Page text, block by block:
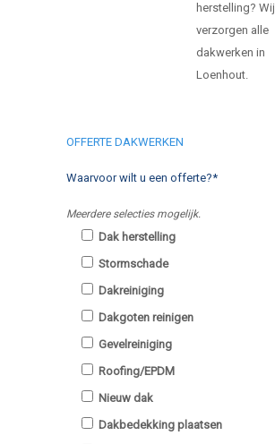
herstelling? Wij
verzorgen alle
dakwerken in
Loenhout.
OFFERTE DAKWERKEN
Waarvoor wilt u een offerte?*
Meerdere selecties mogelijk.
Dak herstelling
Stormschade
Dakreiniging
Dakgoten reinigen
Gevelreiniging
Roofing/EPDM
Nieuw dak
Dakbedekking plaatsen